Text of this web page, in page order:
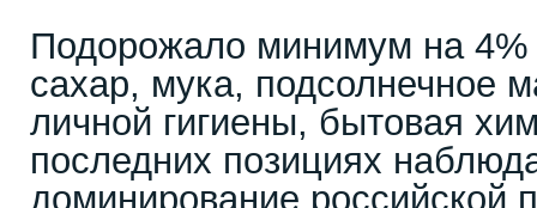
Подорожало минимум на 4%
сахар, мука, подсолнечное
личной гигиены, бытовая
последних позициях
доминирование российской